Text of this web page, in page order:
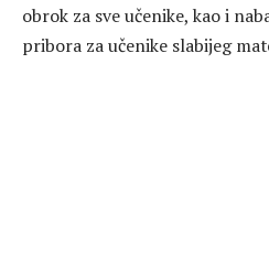
obrok za sve učenike, kao i
pribora za učenike slabijeg